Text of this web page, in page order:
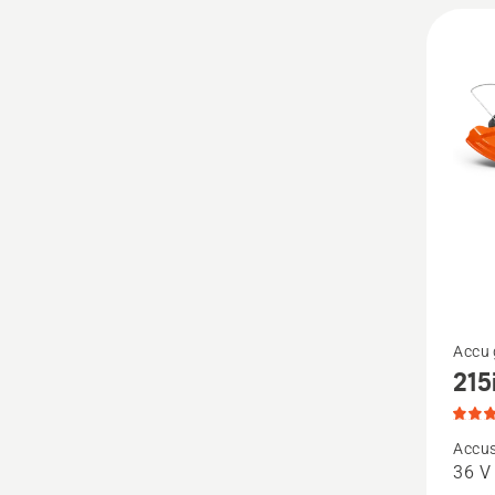
Bekijk
meer
details
over
215iL
Accu
36 V